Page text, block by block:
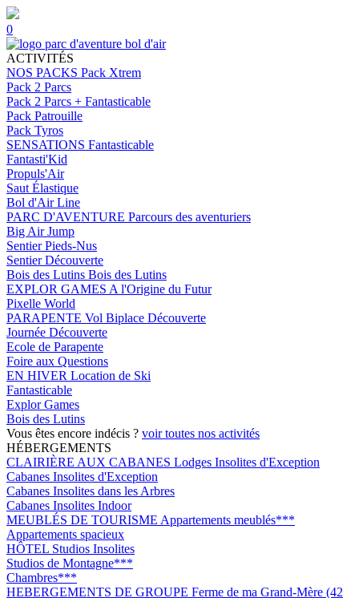
0
ACTIVITÉS
NOS PACKS Pack Xtrem
Pack 2 Parcs
Pack 2 Parcs + Fantasticable
Pack Patrouille
Pack Tyros
SENSATIONS Fantasticable
Fantasti'Kid
Propuls'Air
Saut Élastique
Bol d'Air Line
PARC D'AVENTURE Parcours des aventuriers
Big Air Jump
Sentier Pieds-Nus
Sentier Découverte
Bois des Lutins Bois des Lutins
EXPLOR GAMES A l'Origine du Futur
Pixelle World
PARAPENTE Vol Biplace Découverte
Journée Découverte
Ecole de Parapente
Foire aux Questions
EN HIVER Location de Ski
Fantasticable
Explor Games
Bois des Lutins
Vous êtes encore indécis ? voir toutes nos activités
HÉBERGEMENTS
CLAIRIÈRE AUX CABANES Lodges Insolites d'Exception
Cabanes Insolites d'Exception
Cabanes Insolites dans les Arbres
Cabanes Insolites Indoor
MEUBLÉS DE TOURISME Appartements meublés***
Appartements spacieux
HÔTEL Studios Insolites
Studios de Montagne***
Chambres***
HEBERGEMENTS DE GROUPE Ferme de ma Grand-Mère (42